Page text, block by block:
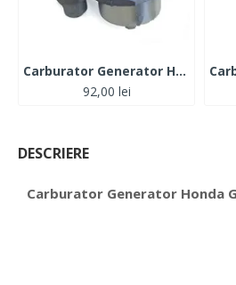
Carburator Generator Honda GX 110-120
92,00 lei
DESCRIERE
Carburator Generator Honda